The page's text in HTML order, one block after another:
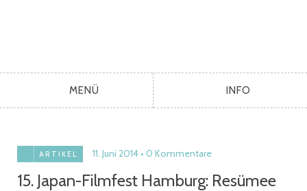
MENÜ INFO
ARTIKEL 11. Juni 2014 0 Kommentare
15. Japan-Filmfest Hamburg: Resümee